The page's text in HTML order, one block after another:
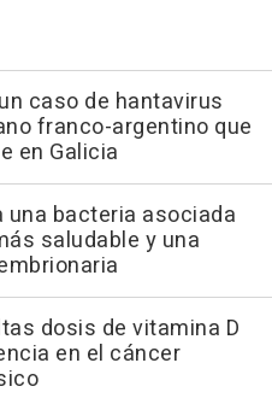
caso de hantavirus
franco-argentino que
en Galicia
bacteria asociada
saludable y una
dosis de vitamina D
en el cáncer